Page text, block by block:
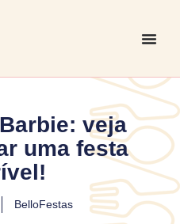
veja
uma festa
BelloFestas